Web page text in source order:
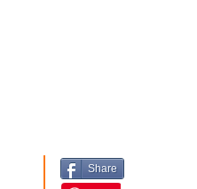
Share